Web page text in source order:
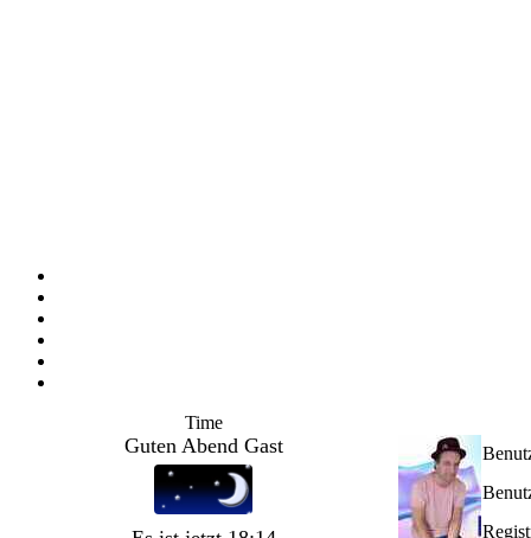
Time
Guten Abend Gast